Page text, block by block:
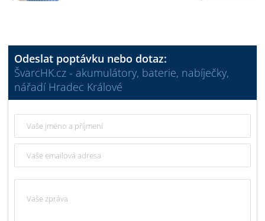
Odeslat poptávku nebo dotaz:
ŠvarcHK.cz - akumulátory, baterie, nabíječky,
nářadí Hradec Králové